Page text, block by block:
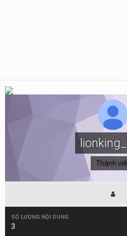
Thành
SỐ LƯỢNG NỘI DUNG
3